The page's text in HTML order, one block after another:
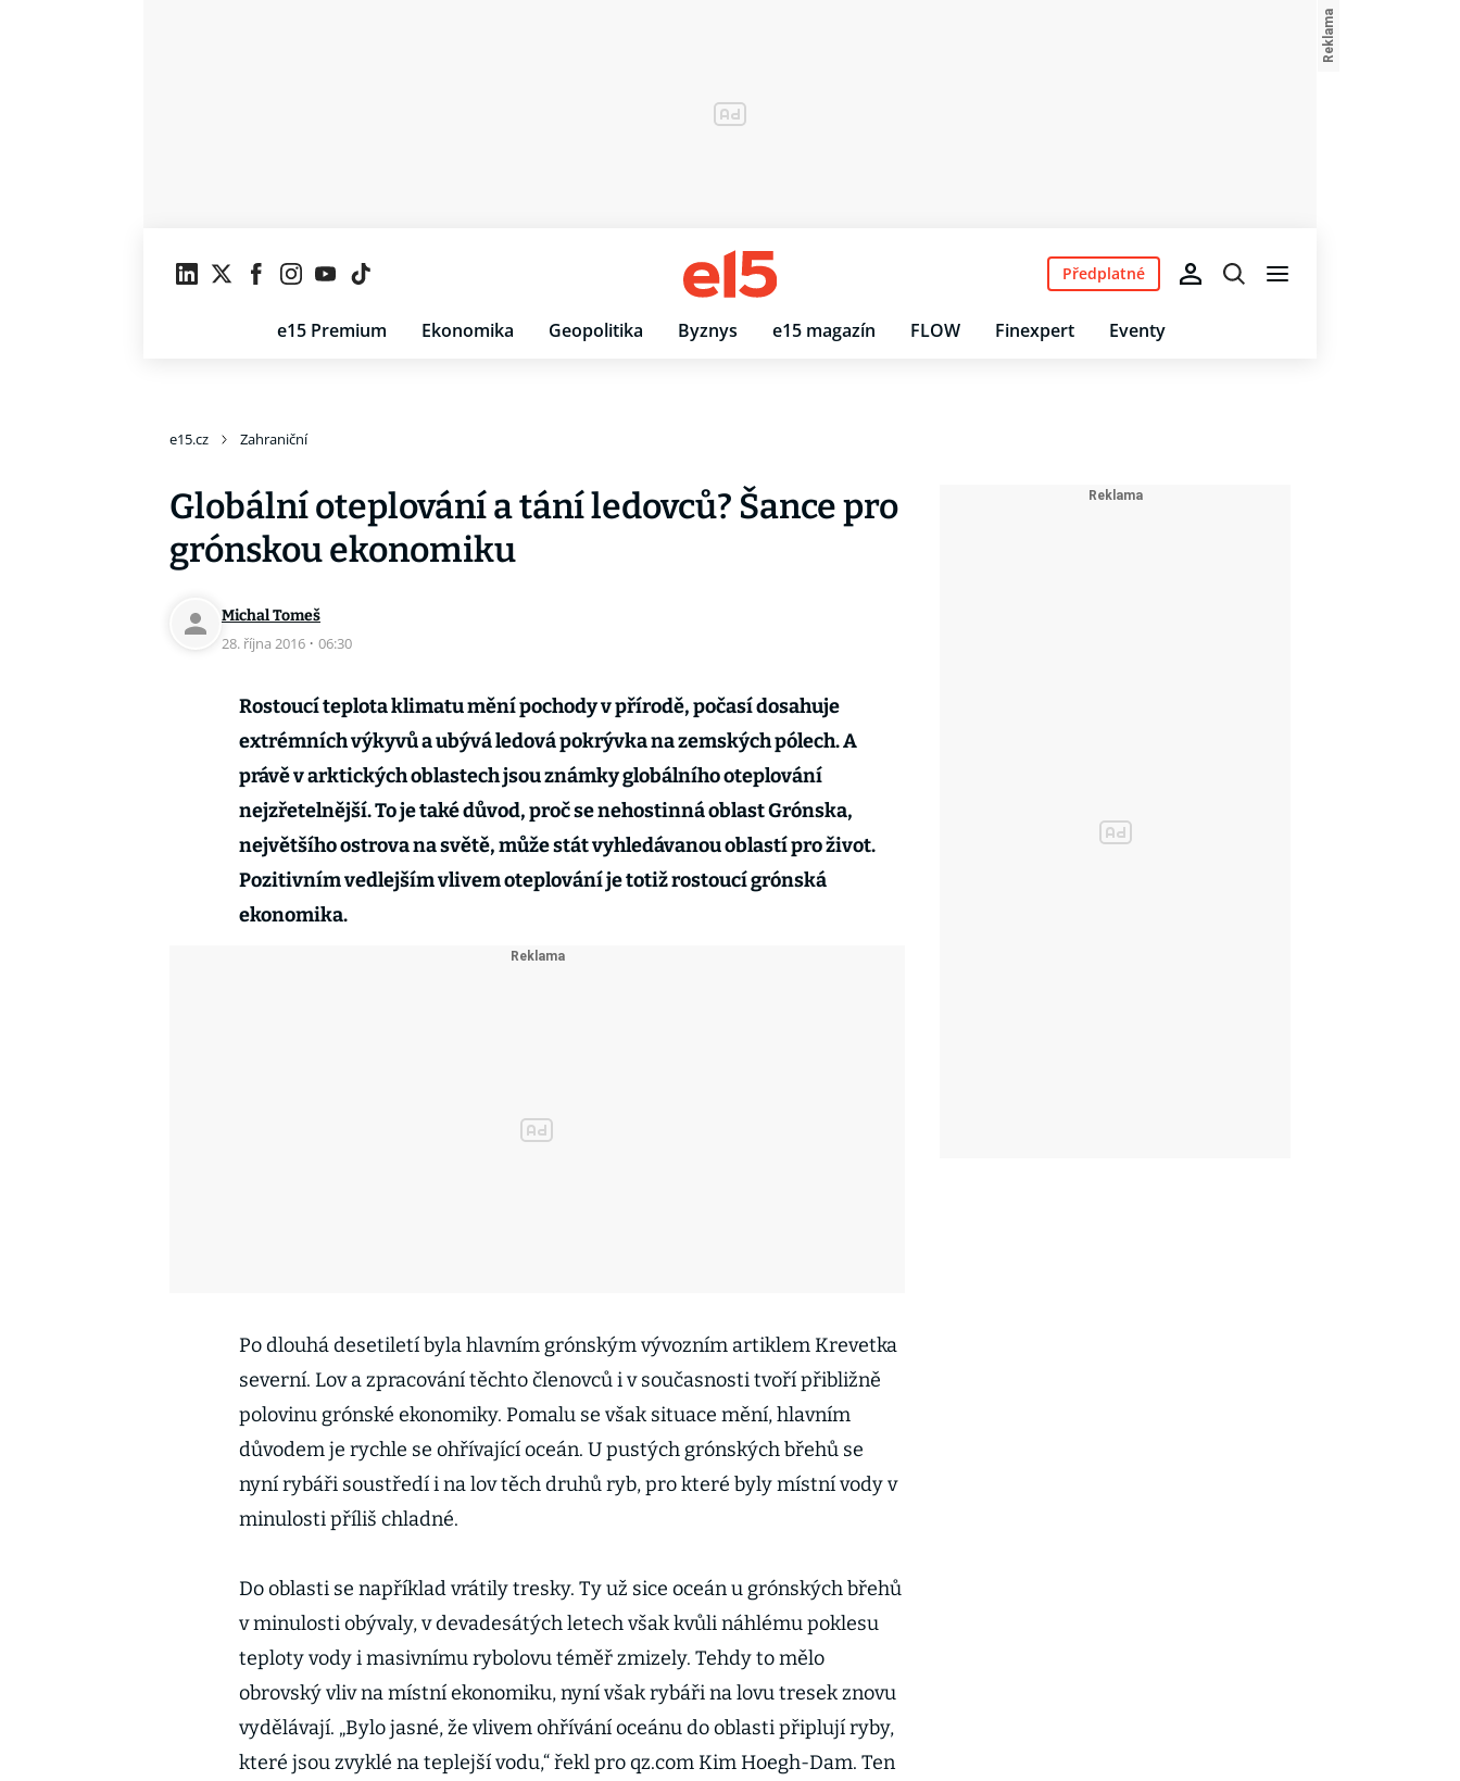
e15 Premium Ekonomika Geopolitika Byznys e15 magazín FLOW Finexpert Eventy
Předplatné
e15.cz Zahraniční
Globální oteplování a tání ledovců? Šance pro
grónskou ekonomiku
Michal Tomeš
28. října 2016 · 06:30
Rostoucí teplota klimatu mění pochody v přírodě, počasí dosahuje
extrémních výkyvů a ubývá ledová pokrývka na zemských pólech. A
právě v arktických oblastech jsou známky globálního oteplování
nejzřetelnější. To je také důvod, proč se nehostinná oblast Grónska,
největšího ostrova na světě, může stát vyhledávanou oblastí pro život.
Pozitivním vedlejším vlivem oteplování je totiž rostoucí grónská
ekonomika.
Po dlouhá desetiletí byla hlavním grónským vývozním artiklem Krevetka
severní. Lov a zpracování těchto členovců i v současnosti tvoří přibližně
polovinu grónské ekonomiky. Pomalu se však situace mění, hlavním
důvodem je rychle se ohřívající oceán. U pustých grónských břehů se
nyní rybáři soustředí i na lov těch druhů ryb, pro které byly místní vody v
minulosti příliš chladné.
Do oblasti se například vrátily tresky. Ty už sice oceán u grónských břehů
v minulosti obývaly, v devadesátých letech však kvůli náhlému poklesu
teploty vody i masivnímu rybolovu téměř zmizely. Tehdy to mělo
obrovský vliv na místní ekonomiku, nyní však rybáři na lovu tresek znovu
vydělávají. „Bylo jasné, že vlivem ohřívání oceánu do oblasti připlují ryby,
které jsou zvyklé na teplejší vodu,“ řekl pro qz.com Kim Hoegh-Dam. Ten